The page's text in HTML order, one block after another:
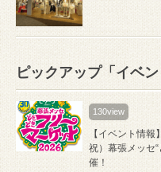
ピックアップ「イベ
130view
【イベント情
祝）幕張メッセ
催！